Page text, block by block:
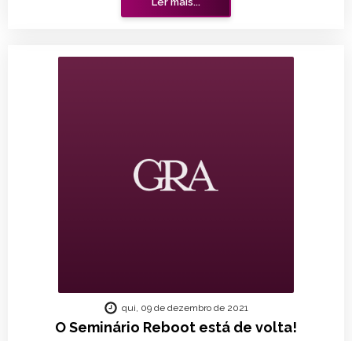
O Seminário Reboot está de volta!
qui, 09 de dezembro de 2021